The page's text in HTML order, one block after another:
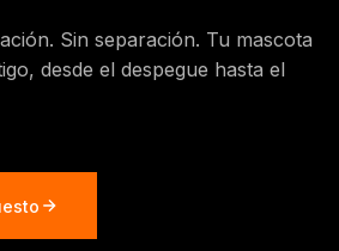
Sin separación. Tu mascota
desde el despegue hasta el